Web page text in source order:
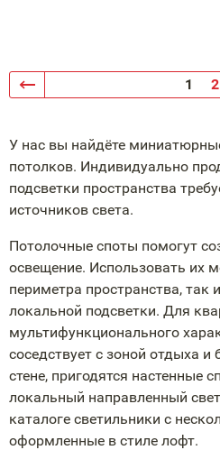
1 2
У нас вы найдёте
потолков. Индивидуально
подсветки пространства
источников света.
Потолочные споты помогут
освещение. Использовать их
периметра пространства, так
локальной подсветки. Для
мультифункционального
соседствует с зоной отдыха
стене, пригодятся настенные
локальный направленный
каталоге светильники с
оформленные в стиле лофт.